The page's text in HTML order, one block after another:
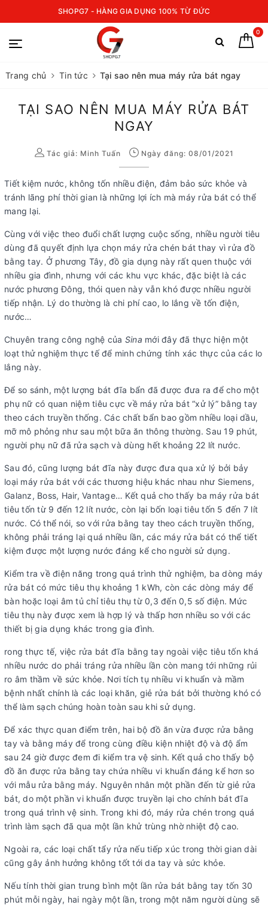
SHOPG7 - HÀNG GIA DỤNG 100% TỪ ĐỨC
0
Trang chủ Tin tức Tại sao nên mua máy rửa bát ngay
TẠI SAO NÊN MUA MÁY RỬA BÁT
NGAY
Tác giả: Minh Tuấn Ngày đăng: 08/01/2021
Tiết kiệm nước, không tốn nhiều điện, đảm bảo sức khỏe và
tránh lãng phí thời gian là những lợi ích mà máy rửa bát có thể
mang lại.
Cùng với việc theo đuổi chất lượng cuộc sống, nhiều người tiêu
dùng đã quyết định lựa chọn máy rửa chén bát thay vì rửa đồ
bằng tay. Ở phương Tây, đồ gia dụng này rất quen thuộc với
nhiều gia đình, nhưng với các khu vực khác, đặc biệt là các
nước phương Đông, thói quen này vẫn khó được nhiều người
tiếp nhận. Lý do thường là chi phí cao, lo lắng về tốn điện,
nước…
Chuyên trang công nghệ của Sina mới đây đã thực hiện một
loạt thử nghiệm thực tế để minh chứng tính xác thực của các lo
lắng này.
Để so sánh, một lượng bát đĩa bẩn đã được đưa ra để cho một
phụ nữ có quan niệm tiêu cực về máy rửa bát “xử lý” bằng tay
theo cách truyền thống. Các chất bẩn bao gồm nhiều loại dầu,
mỡ mô phỏng như sau một bữa ăn thông thường. Sau 19 phút,
người phụ nữ đã rửa sạch và dùng hết khoảng 22 lít nước.
Sau đó, cũng lượng bát đĩa này được đưa qua xử lý bởi bảy
loại máy rửa bát với các thương hiệu khác nhau như Siemens,
Galanz, Boss, Hair, Vantage… Kết quả cho thấy ba máy rửa bát
tiêu tốn từ 9 đến 12 lít nước, còn lại bốn loại tiêu tốn 5 đến 7 lít
nước. Có thể nói, so với rửa bằng tay theo cách truyền thống,
không phải tráng lại quá nhiều lần, các máy rửa bát có thể tiết
kiệm được một lượng nước đáng kể cho người sử dụng.
Kiểm tra về điện năng trong quá trình thử nghiệm, ba dòng máy
rửa bát có mức tiêu thụ khoảng 1 kWh, còn các dòng máy để
bàn hoặc loại âm tủ chỉ tiêu thụ từ 0,3 đến 0,5 số điện. Mức
tiêu thụ này được xem là hợp lý và thấp hơn nhiều so với các
thiết bị gia dụng khác trong gia đình.
rong thực tế, việc rửa bát đĩa bằng tay ngoài việc tiêu tốn khá
nhiều nước do phải tráng rửa nhiều lần còn mang tới những rủi
ro âm thầm về sức khỏe. Nơi tích tụ nhiều vi khuẩn và mầm
bệnh nhất chính là các loại khăn, giẻ rửa bát bởi thường khó có
thể làm sạch chúng hoàn toàn sau khi sử dụng.
Để xác thực quan điểm trên, hai bộ đồ ăn vừa được rửa bằng
tay và bằng máy để trong cùng điều kiện nhiệt độ và độ ẩm
sau 24 giờ được đem đi kiểm tra vệ sinh. Kết quả cho thấy bộ
đồ ăn được rửa bằng tay chứa nhiều vi khuẩn đáng kể hơn so
với mẫu rửa bằng máy. Nguyên nhân một phần đến từ giẻ rửa
bát, do một phần vi khuẩn được truyền lại cho chính bát đĩa
trong quá trình vệ sinh. Trong khi đó, máy rửa chén trong quá
trình làm sạch đã qua một lần khử trùng nhờ nhiệt độ cao.
Ngoài ra, các loại chất tẩy rửa nếu tiếp xúc trong thời gian dài
cũng gây ảnh hưởng không tốt tới da tay và sức khỏe.
Nếu tính thời gian trung bình một lần rửa bát bằng tay tốn 30
phút mỗi ngày, hai ngày một lần, trong một năm người dùng sẽ